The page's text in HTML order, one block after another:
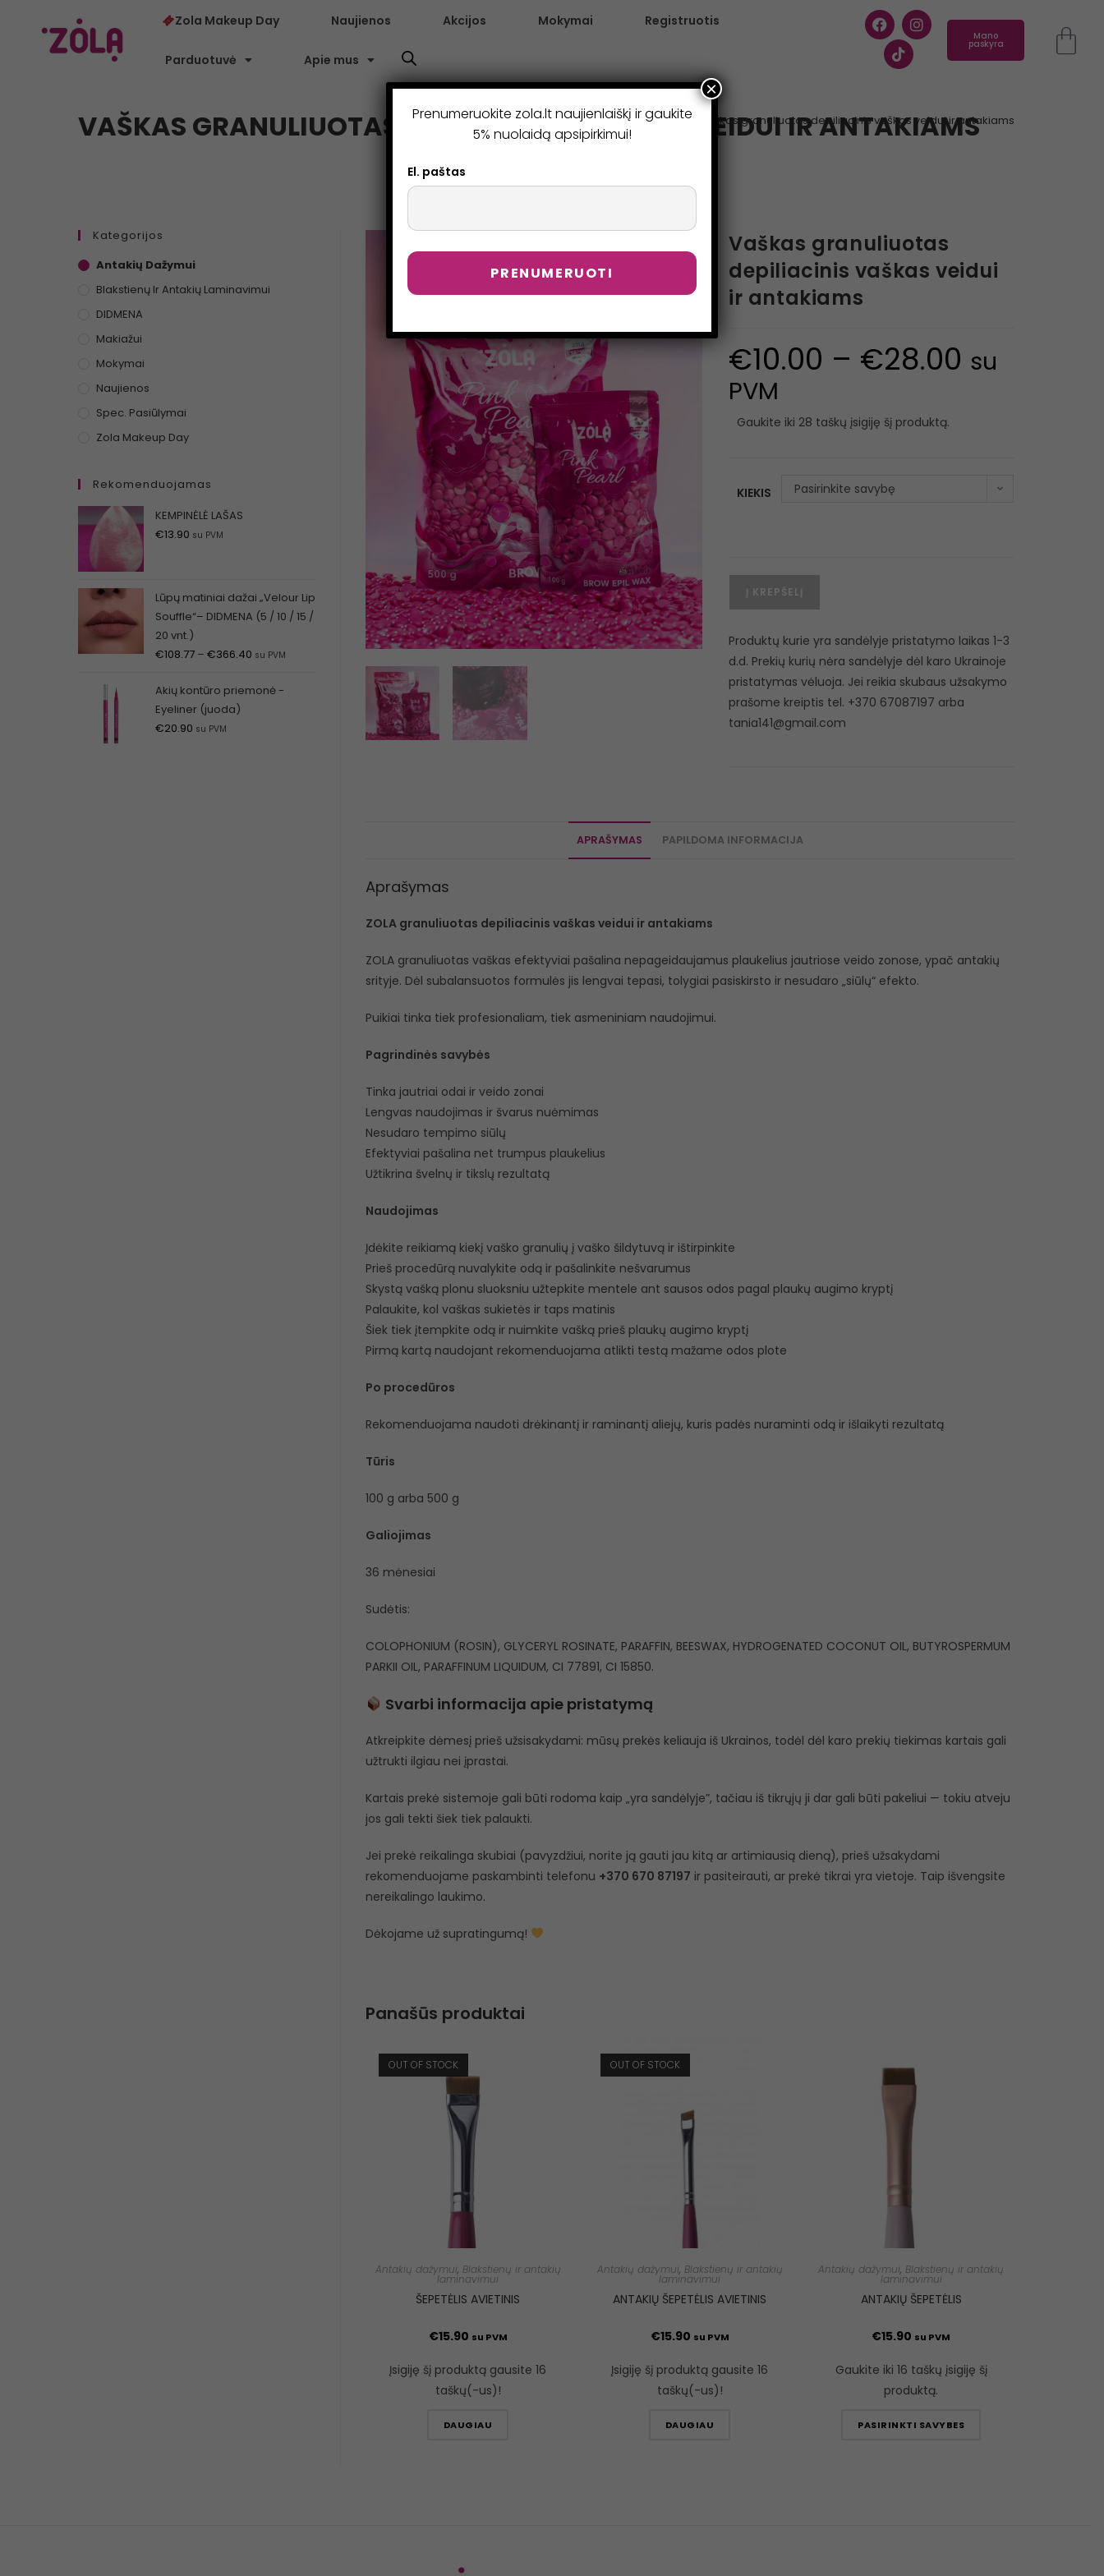
Zola Makeup Day Naujienos Akcijos Mokymai Registruotis
Parduotuvė Apie mus
Mano
paskyra
VAŠKAS GRANULIUOTAS DEPILIACINIS VAŠKAS VEIDUI IR ANTAKIAMS
> Parduotuvė > Vaškas granuliuotas depiliacinis vaškas veidui ir antakiams
Vaškas granuliuotas
depiliacinis vaškas veidui
ir antakiams
€10.00 – €28.00 su
PVM
Gaukite iki 28 taškų įsigiję šį produktą.
KIEKIS Pasirinkite savybę
Į KREPŠELĮ
Produktų kurie yra sandėlyje pristatymo laikas 1-3
d.d. Prekių kurių nėra sandėlyje dėl karo Ukrainoje
pristatymas vėluoja. Jei reikia skubaus užsakymo
prašome kreiptis tel. +370 67087197 arba
tania141@gmail.com
APRAŠYMAS PAPILDOMA INFORMACIJA
Aprašymas
ZOLA granuliuotas depiliacinis vaškas veidui ir antakiams
ZOLA granuliuotas vaškas efektyviai pašalina nepageidaujamus plaukelius jautriose veido zonose, ypač antakių
srityje. Dėl subalansuotos formulės jis lengvai tepasi, tolygiai pasiskirsto ir nesudaro „siūlų“ efekto.
Puikiai tinka tiek profesionaliam, tiek asmeniniam naudojimui.
Pagrindinės savybės
Tinka jautriai odai ir veido zonai
Lengvas naudojimas ir švarus nuėmimas
Nesudaro tempimo siūlų
Efektyviai pašalina net trumpus plaukelius
Užtikrina švelnų ir tikslų rezultatą
Naudojimas
Įdėkite reikiamą kiekį vaško granulių į vaško šildytuvą ir ištirpinkite
Prieš procedūrą nuvalykite odą ir pašalinkite nešvarumus
Skystą vašką plonu sluoksniu užtepkite mentele ant sausos odos pagal plaukų augimo kryptį
Palaukite, kol vaškas sukietės ir taps matinis
Šiek tiek įtempkite odą ir nuimkite vašką prieš plaukų augimo kryptį
Pirmą kartą naudojant rekomenduojama atlikti testą mažame odos plote
Po procedūros
Rekomenduojama naudoti drėkinantį ir raminantį aliejų, kuris padės nuraminti odą ir išlaikyti rezultatą
Tūris
100 g arba 500 g
Galiojimas
36 mėnesiai
Sudėtis:
COLOPHONIUM (ROSIN), GLYCERYL ROSINATE, PARAFFIN, BEESWAX, HYDROGENATED COCONUT OIL, BUTYROSPERMUM
PARKII OIL, PARAFFINUM LIQUIDUM, CI 77891, CI 15850.
Svarbi informacija apie pristatymą
Atkreipkite dėmesį prieš užsisakydami: mūsų prekės keliauja iš Ukrainos, todėl dėl karo prekių tiekimas kartais gali
užtrukti ilgiau nei įprastai.
Kartais prekė sistemoje gali būti rodoma kaip „yra sandėlyje”, tačiau iš tikrųjų ji dar gali būti pakeliui — tokiu atveju
jos gali tekti šiek tiek palaukti.
Jei prekė reikalinga skubiai (pavyzdžiui, norite ją gauti jau kitą ar artimiausią dieną), prieš užsakydami
rekomenduojame paskambinti telefonu +370 670 87197 ir pasiteirauti, ar prekė tikrai yra vietoje. Taip išvengsite
nereikalingo laukimo.
Dėkojame už supratingumą!
Panašūs produktai
OUT OF STOCK
Antakių dažymui, Blakstienų ir antakių
laminavimui
ŠEPETĖLIS AVIETINIS
€15.90 su PVM
Įsigiję šį produktą gausite 16
taškų(-us)!
DAUGIAU
OUT OF STOCK
Antakių dažymui, Blakstienų ir antakių
laminavimui
ANTAKIŲ ŠEPETĖLIS AVIETINIS
€15.90 su PVM
Įsigiję šį produktą gausite 16
taškų(-us)!
DAUGIAU
Antakių dažymui, Blakstienų ir antakių
laminavimui
ANTAKIŲ ŠEPETĖLIS
€15.90 su PVM
Gaukite iki 16 taškų įsigiję šį
produktą.
PASIRINKTI SAVYBES
Kategorijos
Antakių Dažymui
Blakstienų Ir Antakių Laminavimui
DIDMENA
Makiažui
Mokymai
Naujienos
Spec. Pasiūlymai
Zola Makeup Day
Rekomenduojamas
KEMPINĖLĖ LAŠAS
€13.90 su PVM
Lūpų matiniai dažai „Velour Lip
Souffle“– DIDMENA (5 / 10 / 15 /
20 vnt.)
€108.77 – €366.40 su PVM
Akių kontūro priemonė -
Eyeliner (juoda)
€20.90 su PVM
Prenumeruokite zola.lt naujienlaiškį ir gaukite
5% nuolaidą apsipirkimui!
El. paštas
×